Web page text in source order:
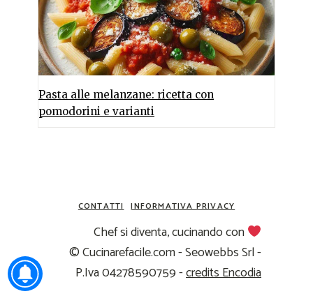
Pasta alle melanzane: ricetta con
pomodorini e varianti
CONTATTI INFORMATIVA PRIVACY
Chef si diventa, cucinando con
© Cucinarefacile.com - Seowebbs Srl -
P.Iva 04278590759 -credits Encodia